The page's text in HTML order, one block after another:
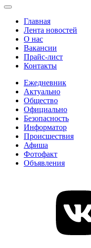
Главная
Лента новостей
О нас
Вакансии
Прайс-лист
Контакты
Ежедневник
Актуально
Общество
Официально
Безопасность
Информатор
Происшествия
Афиша
Фотофакт
Объявления